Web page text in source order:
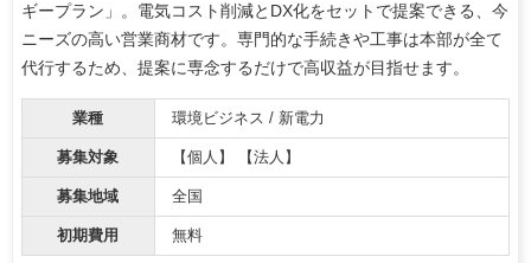
ギープラン」。電気コスト削減とDX化をセットで提案できる、今
ニーズの高い営業商材です。専門的な手続きや工事は本部が全て
代行するため、提案に専念するだけで高収益が目指せます。
業種 環境ビジネス / 新電力
募集対象 【個人】 【法人】
募集地域 全国
初期費用 無料